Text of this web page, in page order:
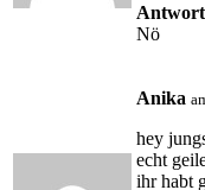
Antwort
Nö
Anika
hey
echt
ihr habt